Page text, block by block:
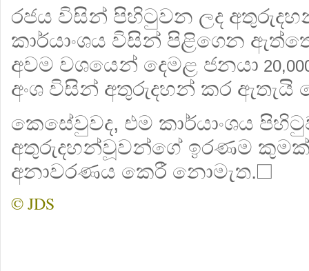
රජය විසින් පිහිටුවන ලද
කාර්යාංශය විසින් පිළිගෙන
අවම වශයෙන් දෙමළ ජනයා
අංශ විසින් අතුරුදහන් කර
කෙසේවුවද, එම කාර්යාංශය
අතුරුදහන්වූවන්ගේ ඉරණම කුමක්
අනාවරණය කෙරී නොමැත.☐
© JDS